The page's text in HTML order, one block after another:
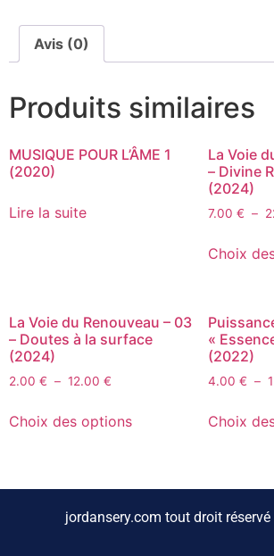
Avis (0)
Produits similaires
MUSIQUE POUR L’ÂME 1
(2020)
Lire la suite
La Voie
– Divine
(2024)
7.00 € –
Choix
La Voie du Renouveau – 03
– Doutes à la surface
(2024)
2.00 € – 12.00 €
Choix des options
«
(2022)
4.00 € –
Choix
jordansery.com tout droit